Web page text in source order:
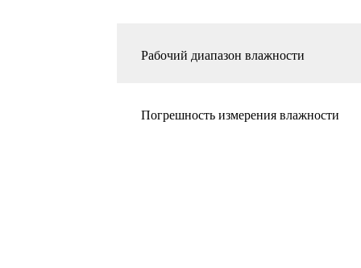
Рабочий диапазон влажности
Погрешность измерения влажности